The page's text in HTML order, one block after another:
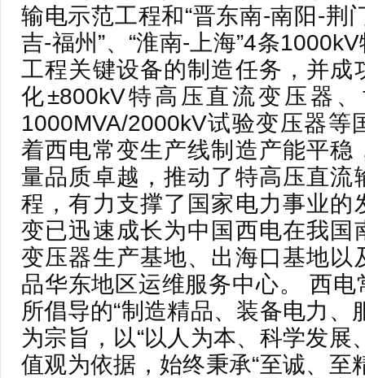
输电示范工程和“晋东南-南阳-荆
吉-福州”、“淮南-上海”4条
工程关键设备的制造任务，并成
化±800kV特高压直流变压器
1000MVA/2000kV试验变压器等
着西电常变生产线制造产能平稳
量品质卓越，推动了特高压直流
程，有力支撑了国家电力事业的
变已迅速成长为中国西电在我国
变压器生产基地、出海口基地以
品华东地区运维服务中心。 西
所倡导的“制造精品、装备电力、
为宗旨，以“以人为本、科学发展
值观为依据，始终秉承“至诚、至